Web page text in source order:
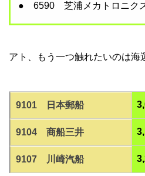
● 6590 芝浦メカトロニクス
アト、もう一つ触れたいのは海
9101 日本郵船
9104 商船三井
9107 川崎汽船